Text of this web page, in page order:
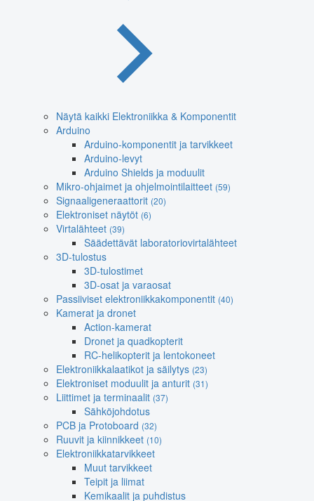
Näytä kaikki Elektroniikka & Komponentit
Arduino
Arduino-komponentit ja tarvikkeet
Arduino-levyt
Arduino Shields ja moduulit
Mikro-ohjaimet ja ohjelmointilaitteet (59)
Signaaligeneraattorit (20)
Elektroniset näytöt (6)
Virtalähteet (39)
Säädettävät laboratoriovirtalähteet
3D-tulostus
3D-tulostimet
3D-osat ja varaosat
Passiiviset elektroniikkakomponentit (40)
Kamerat ja dronet
Action-kamerat
Dronet ja quadkopterit
RC-helikopterit ja lentokoneet
Elektroniikkalaatikot ja säilytys (23)
Elektroniset moduulit ja anturit (31)
Liittimet ja terminaalit (37)
Sähköjohdotus
PCB ja Protoboard (32)
Ruuvit ja kiinnikkeet (10)
Elektroniikkatarvikkeet
Muut tarvikkeet
Teipit ja liimat
Kemikaalit ja puhdistus